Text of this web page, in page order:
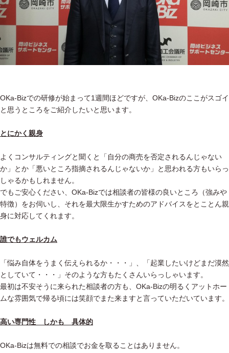
OKa-Bizでの研修が始まって1週間ほどですが、OKa-Bizのここがスゴイ
と思うところをご紹介したいと思います。
とにかく親身
よくコンサルティングと聞くと「自分の商売を否定されるんじゃない
か」とか「悪いところ指摘されるんじゃないか」と思われる方もいらっ
しゃるかもしれません。
でもご安心ください、OKa-Bizでは相談者の皆様の良いところ（強みや
特徴）をお伺いし、それを最大限生かすためのアドバイスをとことん親
身に対応してくれます。
誰でもウェルカム
「悩み自体をうまく伝えられるか・・・」、「起業したいけどまだ漠然
としていて・・・」そのような方もたくさんいらっしゃいます。
最初は不安そうに来られた相談者の方も、OKa-Bizの明るくアットホー
ムな雰囲気で帰る頃には笑顔でまた来ますと言っていただいています。
高い専門性 しかも 具体的
OKa-Bizは無料での相談でお金を取ることはありません。